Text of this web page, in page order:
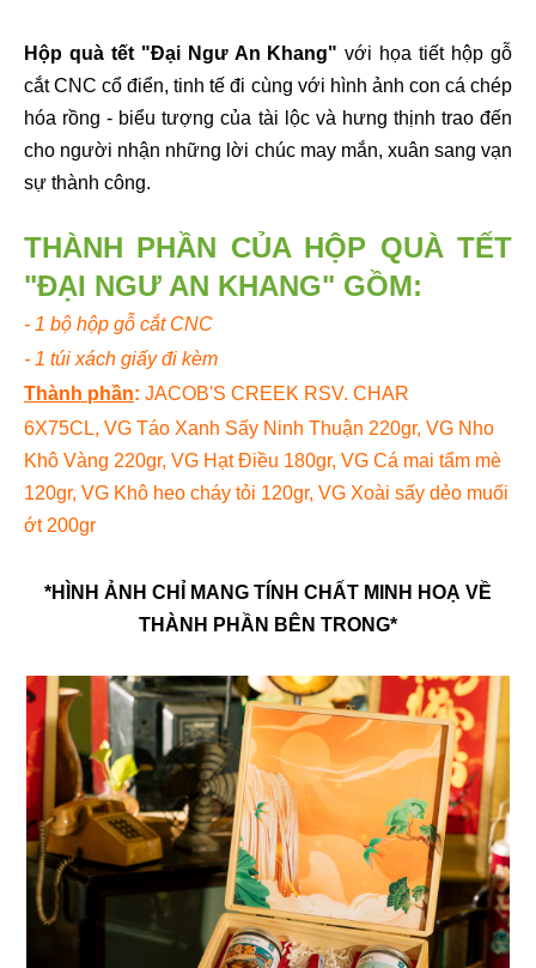
Hộp quà tết "Đại Ngư An Khang" với họa tiết hộp gỗ
cắt CNC cổ điển, tinh tế đi cùng với hình ảnh con cá chép
hóa rồng - biểu tượng của tài lộc và hưng thịnh trao đến
cho người nhận những lời chúc may mắn, xuân sang vạn
sự thành công.
THÀNH PHẦN CỦA HỘP QUÀ TẾT
"ĐẠI NGƯ AN KHANG" GỒM:
- 1 bộ hộp gỗ cắt CNC
- 1 túi xách giấy đi kèm
Thành phần: JACOB'S CREEK RSV. CHAR
6X75CL, VG Táo Xanh Sấy Ninh Thuận 220gr, VG Nho
Khô Vàng 220gr, VG Hạt Điều 180gr, VG Cá mai tẩm mè
120gr, VG Khô heo cháy tỏi 120gr, VG Xoài sấy dẻo muối
ớt 200gr
*HÌNH ẢNH CHỈ MANG TÍNH CHẤT MINH HOẠ VỀ
THÀNH PHẦN BÊN TRONG*